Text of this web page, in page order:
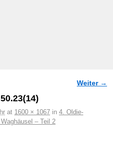
Weiter →
at 1600 × 1067 in 4. Oldie-
– Teil 2